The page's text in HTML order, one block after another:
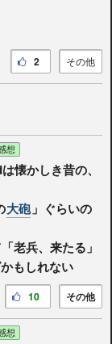
その他
2
想
懐かしき昔の、
大砲 」ぐらいの
老兵、来たる」
もしれない
その他
10
想